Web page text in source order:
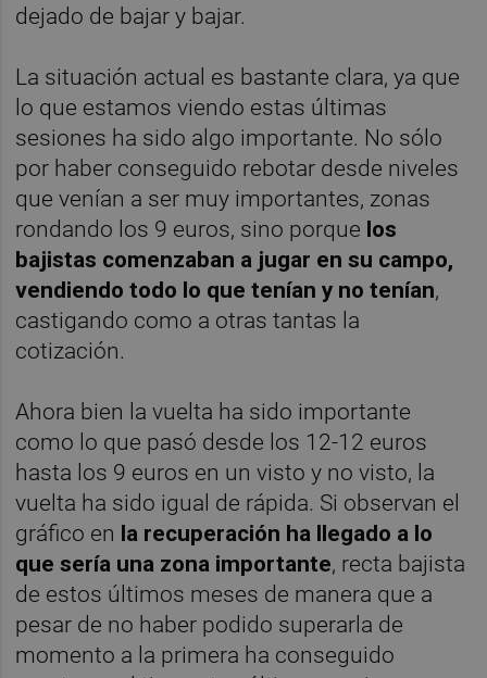
dejado de bajar y bajar.
La situación actual es bastante clara, ya que
lo que estamos viendo estas últimas
sesiones ha sido algo importante. No sólo
por haber conseguido rebotar desde niveles
que venían a ser muy importantes, zonas
rondando los 9 euros, sino porque los
bajistas comenzaban a jugar en su campo,
vendiendo todo lo que tenían y no tenían,
castigando como a otras tantas la
cotización.
Ahora bien la vuelta ha sido importante
como lo que pasó desde los 12-12 euros
hasta los 9 euros en un visto y no visto, la
vuelta ha sido igual de rápida. Si observan el
gráfico en la recuperación ha llegado a lo
que sería una zona importante, recta bajista
de estos últimos meses de manera que a
pesar de no haber podido superarla de
momento a la primera ha conseguido